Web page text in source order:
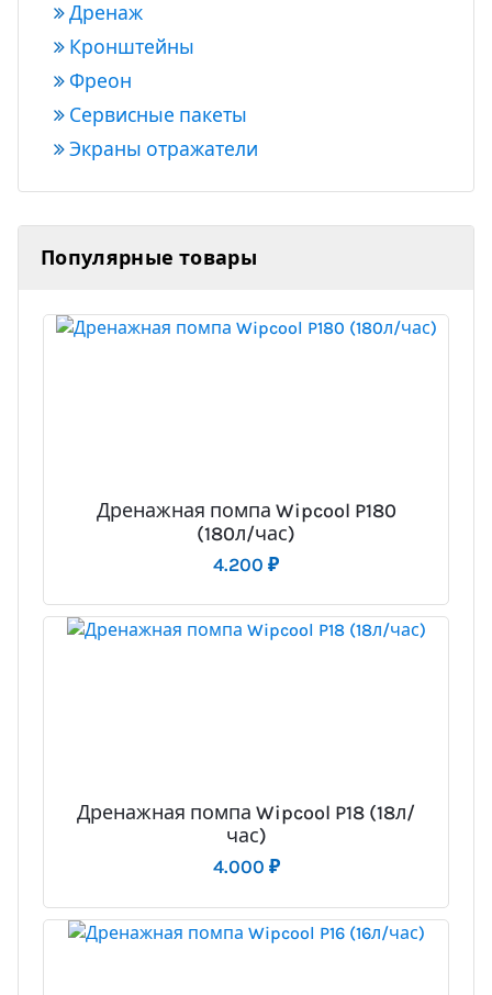
Дренаж
Кронштейны
Фреон
Сервисные пакеты
Экраны отражатели
Популярные товары
Дренажная помпа Wipcool P180
(180л/час)
4.200 ₽
Дренажная помпа Wipcool P18 (18л/
час)
4.000 ₽